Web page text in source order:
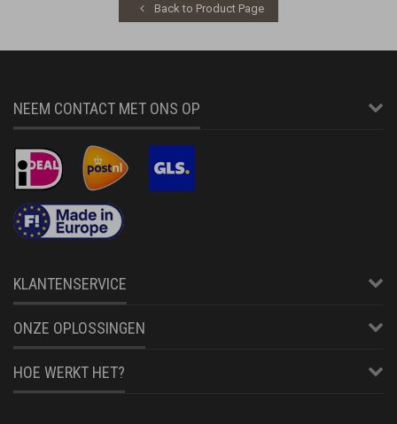
Back to Product Page
NEEM CONTACT MET ONS OP
KLANTENSERVICE
ONZE OPLOSSINGEN
HOE WERKT HET?